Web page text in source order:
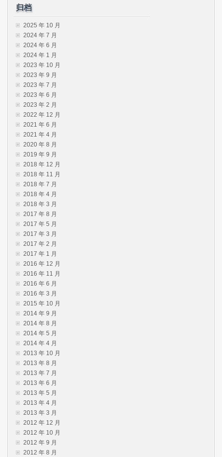
归档
2025 年 10 月
2024 年 7 月
2024 年 6 月
2024 年 1 月
2023 年 10 月
2023 年 9 月
2023 年 7 月
2023 年 6 月
2023 年 2 月
2022 年 12 月
2021 年 6 月
2021 年 4 月
2020 年 8 月
2019 年 9 月
2018 年 12 月
2018 年 11 月
2018 年 7 月
2018 年 4 月
2018 年 3 月
2017 年 8 月
2017 年 5 月
2017 年 3 月
2017 年 2 月
2017 年 1 月
2016 年 12 月
2016 年 11 月
2016 年 6 月
2016 年 3 月
2015 年 10 月
2014 年 9 月
2014 年 8 月
2014 年 5 月
2014 年 4 月
2013 年 10 月
2013 年 8 月
2013 年 7 月
2013 年 6 月
2013 年 5 月
2013 年 4 月
2013 年 3 月
2012 年 12 月
2012 年 10 月
2012 年 9 月
2012 年 8 月